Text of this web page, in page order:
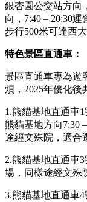
銀杏園公交站方向
向，7:40 – 20:30
步行500米可達西大
特色景區直通車 ：
景區直通車專為遊
煩，2025年優化後
1.熊貓基地直通車
熊貓基地方向7:30
途經文殊院，適合
2.熊貓基地直通車
場，同樣途經文殊
3.熊貓基地直通車